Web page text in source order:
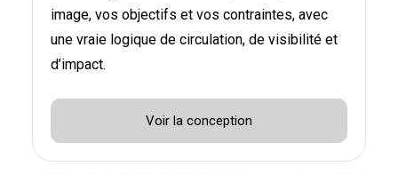
image, vos objectifs et vos contraintes, avec
une vraie logique de circulation, de visibilité et
d’impact.
Voir la conception